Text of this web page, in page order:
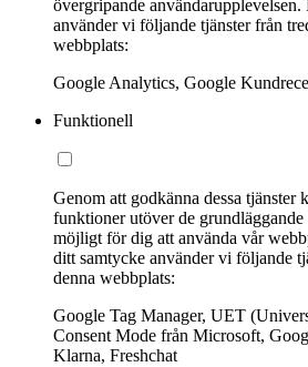
övergripande
använder vi följande tjänster från
webbplats:
Google Analytics, Google
Funktionell
Genom att godkänna dessa tjänster
funktioner utöver de
möjligt för dig att använda vår
ditt samtycke använder vi följande
denna webbplats:
Google Tag Manager, UET
Consent Mode från Microsoft,
Klarna, Freshchat